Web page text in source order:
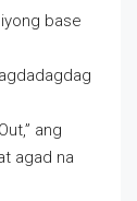
base
ang
agad na